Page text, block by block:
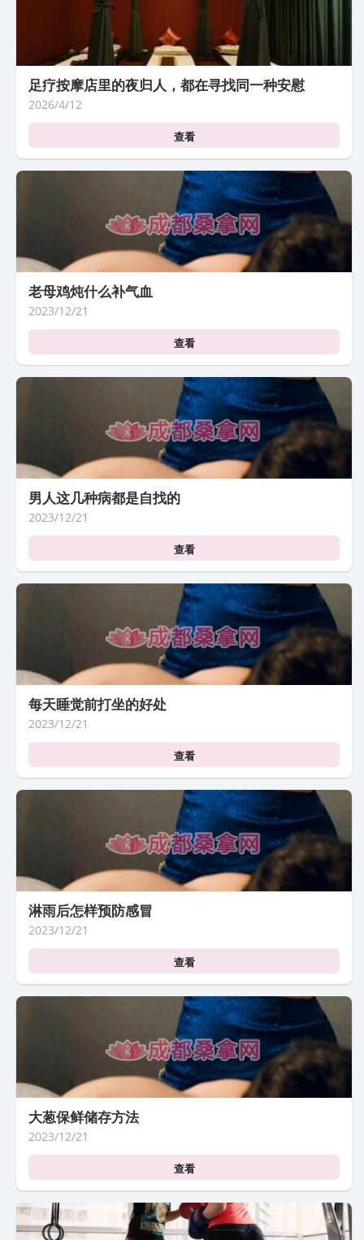
足疗按摩店里的夜归人，都在寻找同一种安慰
2026/4/12
查看
老母鸡炖什么补气血
2023/12/21
查看
男人这几种病都是自找的
2023/12/21
查看
每天睡觉前打坐的好处
2023/12/21
查看
淋雨后怎样预防感冒
2023/12/21
查看
大葱保鲜储存方法
2023/12/21
查看